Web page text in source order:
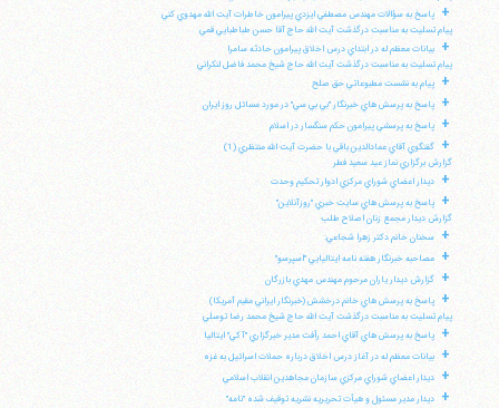
+
پاسخ به سؤالات مهندس مصطفي ايزدي پيرامون خاطرات آيت الله مهدوي كني
پيام تسليت به مناسبت درگذشت آيت الله حاج آقا حسن طباطبايي قمي
+
بيانات معظم له در ابتداي درس اخلاق پيرامون حادثه سامرا
پيام تسليت به مناسبت درگذشت آيت الله حاج شيخ محمد فاضل لنكراني
+ پيام به نشست مطبوعاتي حق صلح
+ پاسخ به پرسش هاي خبرنگار "بي بي سي" در مورد مسائل روز ايران
+ پاسخ به پرسشي پيرامون حكم سنگسار در اسلام
+
گفتگوي آقاي عمادالدين باقي با حضرت آيت الله منتظري (1)
گزارش برگزاري نماز عيد سعيد فطر
+ ديدار اعضاي شوراي مركزي ادوار تحكيم وحدت
+
پاسخ به پرسش هاي سايت خبري "روزآنلاين"
گزارش ديدار مجمع زنان اصلاح طلب
+ سخنان خانم دكتر زهرا شجاعي:
+ مصاحبه خبرنگار هفته نامه ايتاليايي "اسپرسو"
+ گزارش ديدار ياران مرحوم مهندس مهدي بازرگان
+
پاسخ به پرسش هاي خانم درخشش (خبرنگار ايراني مقيم آمريكا)
پيام تسليت به مناسبت درگذشت آيت الله حاج شيخ محمد رضا توسلي
+ پاسخ به پرسش هاي آقاي احمد رأفت مدير خبرگزاري "آكي" ايتاليا
+ بيانات معظم له در آغاز درس اخلاق درباره حملات اسرائيل به غزه
+ ديدار اعضاي شوراي مركزي سازمان مجاهدين انقلاب اسلامي
+ ديدار مدير مسئول و هيأت تحريريه نشريه توقيف شده "نامه"